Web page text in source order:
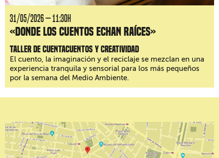
31/05/2026 — 11:30H
«Donde los cuentos echan raíces»
Taller de cuentacuentos y creatividad
El cuento, la imaginación y el reciclaje se mezclan en una
experiencia tranquila y sensorial para los más pequeños
por la semana del Medio Ambiente.